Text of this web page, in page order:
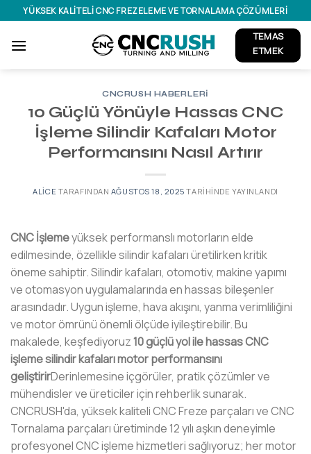
İçeriğe
atla
YÜKSEK KALITELI CNC FREZELEME VE TORNALAMA ÇÖZÜMLERI
TEMAS
ETMEK
CNCRUSH HABERLERI
10 Güçlü Yönüyle Hassas CNC
İşleme Silindir Kafaları Motor
Performansını Nasıl Artırır
ALICE TARAFINDAN AĞUSTOS 18, 2025 TARIHINDE YAYINLANDI
CNC İşlemeyüksek performanslı motorların elde
edilmesinde, özellikle silindir kafaları üretilirken kritik
öneme sahiptir. Silindir kafaları, otomotiv, makine yapımı
ve otomasyon uygulamalarında en hassas bileşenler
arasındadır. Uygun işleme, hava akışını, yanma verimliliğini
ve motor ömrünü önemli ölçüde iyileştirebilir. Bu
makalede, keşfediyoruz10 güçlü yol ile hassas CNC
işleme silindir kafaları motor performansını
geliştirirDerinlemesine içgörüler, pratik çözümler ve
mühendisler ve üreticiler için rehberlik sunarak.
CNCRUSH'da, yüksek kaliteli CNC Freze parçaları ve CNC
Tornalama parçaları üretiminde 12 yılı aşkın deneyimle
profesyonel CNC işleme hizmetleri sağlıyoruz; her motor